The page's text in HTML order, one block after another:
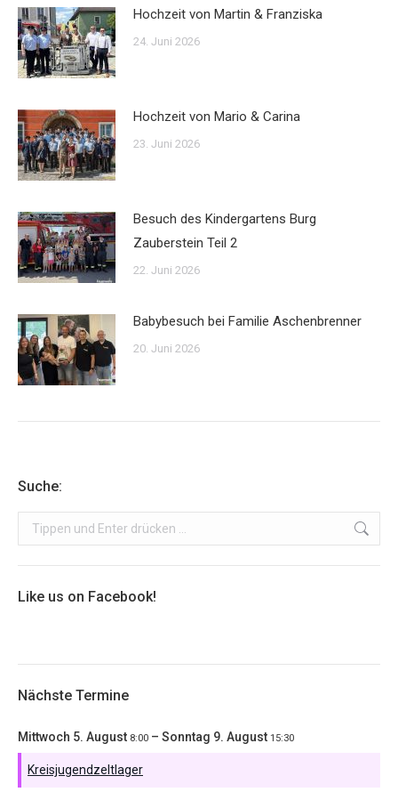
Hochzeit von Martin & Franziska
24. Juni 2026
Hochzeit von Mario & Carina
23. Juni 2026
Besuch des Kindergartens Burg
Zauberstein Teil 2
22. Juni 2026
Babybesuch bei Familie Aschenbrenner
20. Juni 2026
Suche:
Search:
Like us on Facebook!
Nächste Termine
Mittwoch 5. August 8:00 – Sonntag 9. August 15:30
Kreisjugendzeltlager